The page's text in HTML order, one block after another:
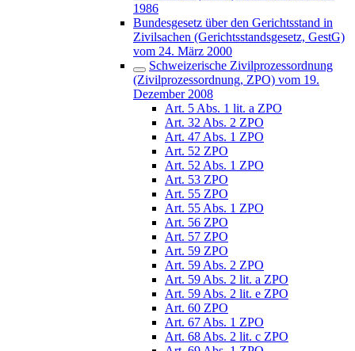
1986
Bundesgesetz über den Gerichtsstand in
Zivilsachen (Gerichtsstandsgesetz, GestG)
vom 24. März 2000
Schweizerische Zivilprozessordnung
(Zivilprozessordnung, ZPO) vom 19.
Dezember 2008
Art. 5 Abs. 1 lit. a ZPO
Art. 32 Abs. 2 ZPO
Art. 47 Abs. 1 ZPO
Art. 52 ZPO
Art. 52 Abs. 1 ZPO
Art. 53 ZPO
Art. 55 ZPO
Art. 55 Abs. 1 ZPO
Art. 56 ZPO
Art. 57 ZPO
Art. 59 ZPO
Art. 59 Abs. 2 ZPO
Art. 59 Abs. 2 lit. a ZPO
Art. 59 Abs. 2 lit. e ZPO
Art. 60 ZPO
Art. 67 Abs. 1 ZPO
Art. 68 Abs. 2 lit. c ZPO